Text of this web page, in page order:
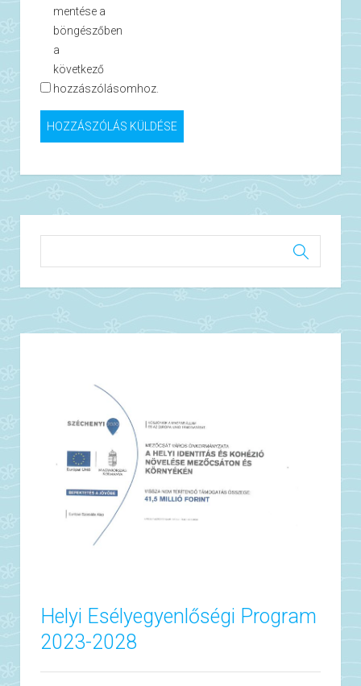
mentése a
böngészőben
a
következő
hozzászólásomhoz.
Helyi Esélyegyenlőségi Program
2023-2028